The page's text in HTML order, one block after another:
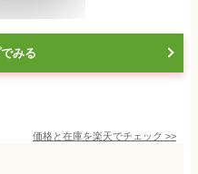
みる
価格と在庫を楽天でチェック >>